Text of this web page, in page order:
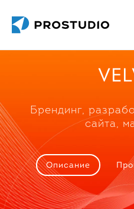
Главная
Маркетинг
Брендинг
Приложения
Аналитика
Аутсорсинг
Velvet
Брендинг,
сайта,
Описание